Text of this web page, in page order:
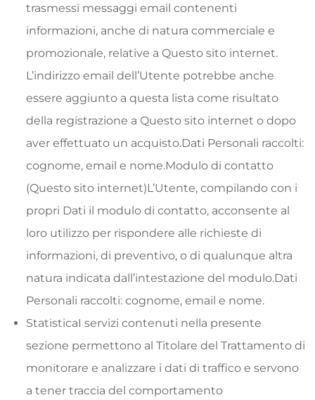
trasmessi messaggi email contenenti
informazioni, anche di natura commerciale e
promozionale, relative a Questo sito internet.
L’indirizzo email dell’Utente potrebbe anche
essere aggiunto a questa lista come risultato
della registrazione a Questo sito internet o dopo
aver effettuato un acquisto.Dati Personali raccolti:
cognome, email e nome.Modulo di contatto
(Questo sito internet)L’Utente, compilando con i
propri Dati il modulo di contatto, acconsente al
loro utilizzo per rispondere alle richieste di
informazioni, di preventivo, o di qualunque altra
natura indicata dall’intestazione del modulo.Dati
Personali raccolti: cognome, email e nome.
StatisticaI servizi contenuti nella presente
sezione permettono al Titolare del Trattamento di
monitorare e analizzare i dati di traffico e servono
a tener traccia del comportamento